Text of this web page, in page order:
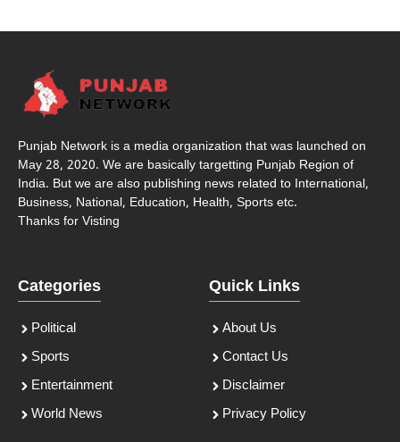
Punjab Network is a media organization that was launched on
May 28, 2020. We are basically targetting Punjab Region of
India. But we are also publishing news related to International,
Business, National, Education, Health, Sports etc.
Thanks for Visting
Categories
Political
Sports
Entertainment
World News
Quick Links
About Us
Contact Us
Disclaimer
Privacy Policy